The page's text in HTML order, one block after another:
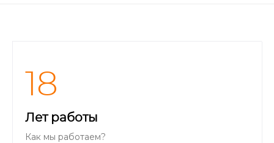
18
Лет работы
Как мы работаем?